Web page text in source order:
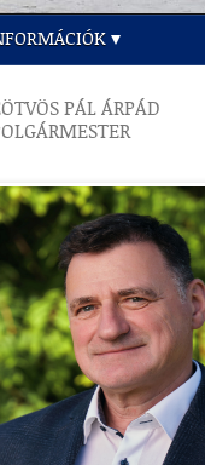
PÁL ÁRPÁD